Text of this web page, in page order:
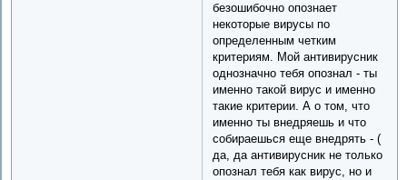
безошибочно опознает
некоторые вирусы по
определенным четким
критериям. Мой антивирусник
однозначно тебя опознал - ты
именно такой вирус и именно
такие критерии. А о том, что
именно ты внедряешь и что
собираешься еще внедрять - (
да, да антивирусник не только
опознал тебя как вирус, но и